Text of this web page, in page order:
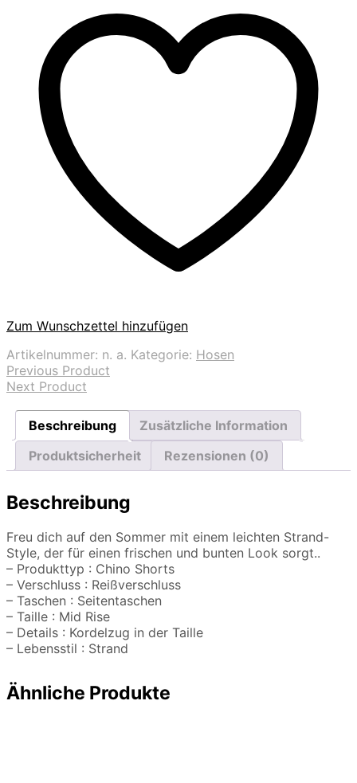
Zum Wunschzettel hinzufügen
Artikelnummer: n. a. Kategorie: Hosen
Previous Product
Next Product
Beschreibung
Zusätzliche Information
Produktsicherheit
Rezensionen (0)
Beschreibung
Freu dich auf den Sommer mit einem leichten Strand-
Style, der für einen frischen und bunten Look sorgt..
– Produkttyp : Chino Shorts
– Verschluss : Reißverschluss
– Taschen : Seitentaschen
– Taille : Mid Rise
– Details : Kordelzug in der Taille
– Lebensstil : Strand
Ähnliche Produkte